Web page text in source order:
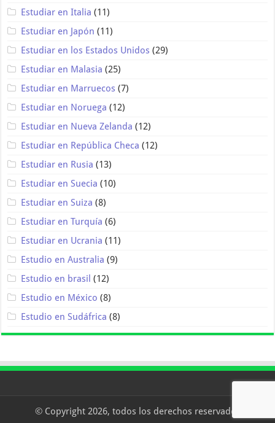
Estudiar en Italia (11)
Estudiar en Japón (11)
Estudiar en los Estados Unidos (29)
Estudiar en Malasia (25)
Estudiar en Marruecos (7)
Estudiar en Noruega (12)
Estudiar en Nueva Zelanda (12)
Estudiar en República Checa (12)
Estudiar en Rusia (13)
Estudiar en Suecia (10)
Estudiar en Suiza (8)
Estudiar en Turquía (6)
Estudiar en Ucrania (11)
Estudio en Australia (9)
Estudio en brasil (12)
Estudio en México (8)
Estudio en Sudáfrica (8)
© Copyright 2026, todos los derechos reservados